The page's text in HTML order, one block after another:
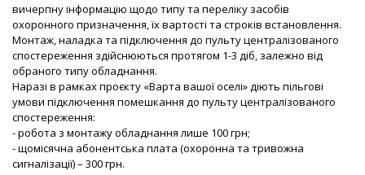
вичерпну інформацію щодо типу та переліку засобів
охоронного призначення, їх вартості та строків встановлення.
Монтаж, наладка та підключення до пульту централізованого
спостереження здійснюються протягом 1-3 діб, залежно від
обраного типу обладнання.
Наразі в рамках проєкту «Варта вашої оселі» діють пільгові
умови підключення помешкання до пульту централізованого
спостереження:
- робота з монтажу обладнання лише 100 грн;
- щомісячна абонентська плата (охоронна та тривожна
сигналізації) – 300 грн.